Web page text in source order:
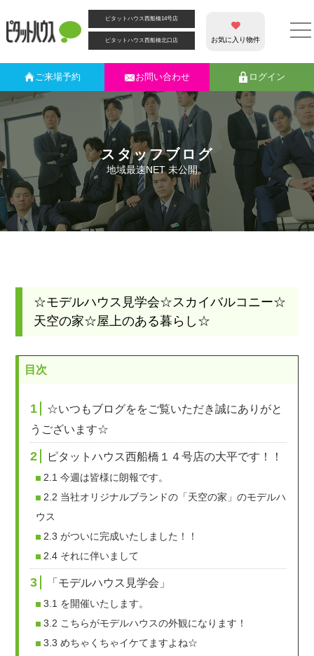
ピタットハウス西船橋14号店
ピタットハウス西船橋北口店 お気に入り物件
ご来場予約 お問い合わせ ログイン
スタッフブログ
地域最速NET 未公開。
☆モデルハウス見学会☆スカイバルコニー☆
天空の家☆屋上のある暮らし☆
目次
1
☆いつもブログををご覧いただき誠にありがと
うございます☆
2 ピタットハウス西船橋１４号店の大平です！！
2.1 今週は皆様に朗報です。
2.2 当社オリジナルブランドの「天空の家」のモデルハ
ウス
2.3 がついに完成いたしました！！
2.4 それに伴いまして
3 「モデルハウス見学会」
3.1 を開催いたします。
3.2 こちらがモデルハウスの外観になります！
3.3 めちゃくちゃイケてますよね☆